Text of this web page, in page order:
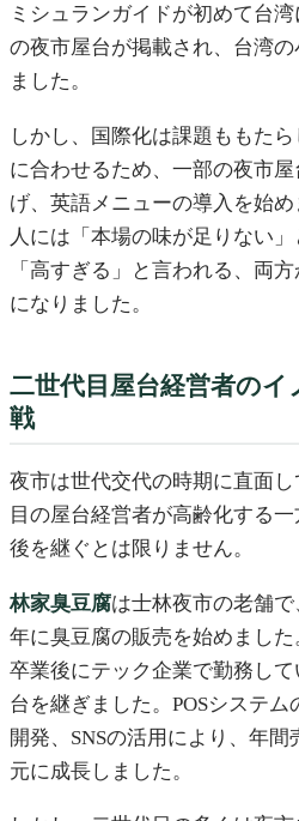
ミシュランガイドが初めて台
の夜市屋台が掲載され、台湾
ました。
しかし、国際化は課題ももた
に合わせるため、一部の夜市
げ、英語メニューの導入を始
人には「本場の味が足りない
「高すぎる」と言われる、両
になりました。
二世代目屋台経営者の
戦
夜市は世代交代の時期に直面
目の屋台経営者が高齢化する
後を継ぐとは限りません。
林家臭豆腐は士林夜市の老舗
年に臭豆腐の販売を始めまし
卒業後にテック企業で勤務し
台を継ぎました。POSシステ
開発、SNSの活用により、年
元に成長しました。